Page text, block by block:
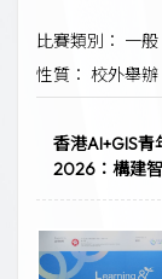
比賽類別： 一般
性質： 校外舉辦
香港AI+GIS青
2026：構建